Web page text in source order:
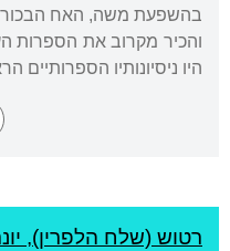
בהשפעת משה, האח הבכור,
והכיר מקרוב את הספרות
היו ניסיונותיו הספרותיים
רטוש (שלח הלפרין),